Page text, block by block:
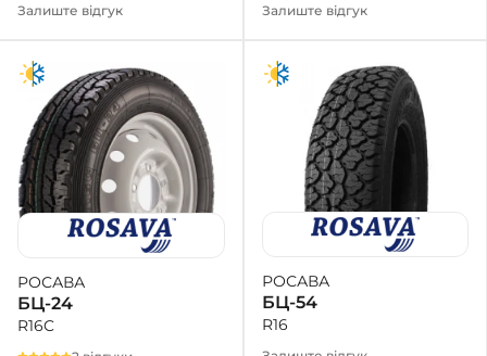
Залиште відгук Залиште відгук
РОСАВА
БЦ-24
R16C
РОСАВА
БЦ-54
R16